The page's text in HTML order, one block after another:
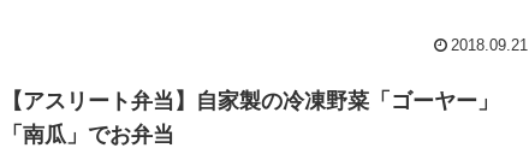
2018.09.21
【アスリート弁当】自家製の冷凍野菜「ゴーヤー」
「南瓜」でお弁当